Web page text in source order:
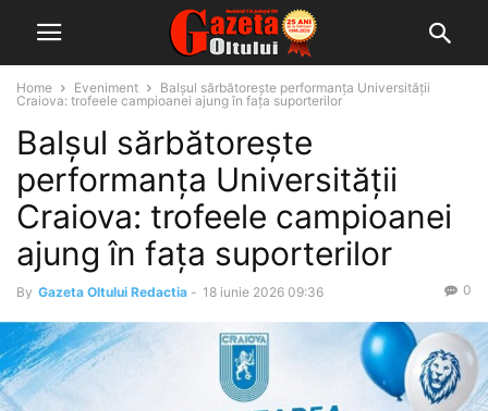
Home Eveniment
Balșul sărbătorește performanța Universității
Craiova: trofeele campioanei ajung în fața suporterilor
Balșul sărbătorește
performanța Universității
Craiova: trofeele campioanei
ajung în fața suporterilor
By Gazeta Oltului Redactia - 18 iunie 2026 09:36 0